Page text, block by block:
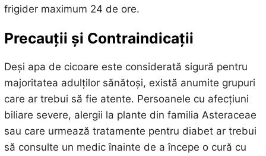
frigider maximum 24 de ore.
Precauții și Contraindicații
Deși apa de cicoare este considerată sigură pentru
majoritatea adulților sănătoși, există anumite grupuri
care ar trebui să fie atente. Persoanele cu afecțiuni
biliare severe, alergii la plante din familia Asteraceae
sau care urmează tratamente pentru diabet ar trebui
să consulte un medic înainte de a începe o cură cu